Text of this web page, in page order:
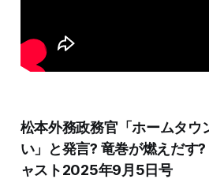
松本外務政務官「ホームタウ
い」と発言? 竜巻が燃えだす
ャスト2025年9月5日号